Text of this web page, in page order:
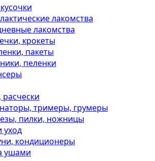
лакомства
лакомства
крокеты
пакеты
пеленки
тримеры, грумеры
пилки, ножницы
уход
кондиционеры
ушами